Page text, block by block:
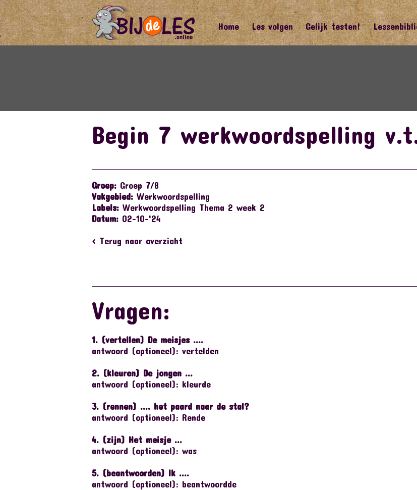
Home Les volgen Gelijk testen!
Begin 7 werkwoordspelling
Groep: Groep 7/8
Vakgebied: Werkwoordspelling
Labels: Werkwoordspelling Thema 2 week 2
Datum: 02-10-'24
< Terug naar overzicht
Vragen:
1. (vertellen) De meisjes ....
antwoord (optioneel): vertelden
2. (kleuren) De jongen ...
antwoord (optioneel): kleurde
3. (rennen) .... het paard naar de stal?
antwoord (optioneel): Rende
4. (zijn) Het meisje ...
antwoord (optioneel): was
5. (beantwoorden) Ik ....
antwoord (optioneel): beantwoordde